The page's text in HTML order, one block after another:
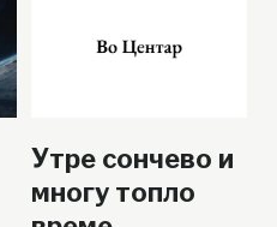
Утре сончево и
многу топло